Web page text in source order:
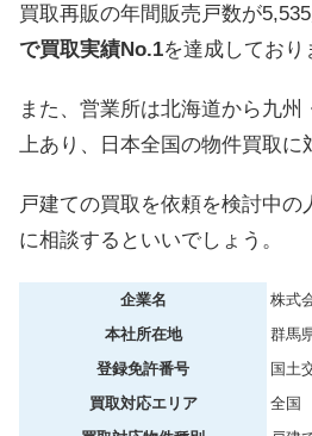
買取再販の年間販売戸数が5,535
で買取実績No.1を達成しており
また、営業所は北海道から九州
上あり、日本全国の物件買取に
戸建ての買取を依頼を検討中の
に相談するといいでしょう。
企業名
株式
本社所在地
群馬
登録免許番号
国土
買取対応エリア
全国